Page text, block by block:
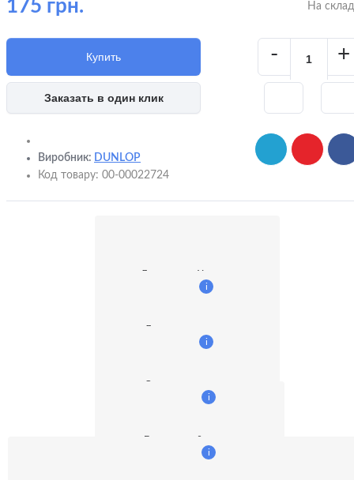
175 грн. На
Купить - +
Заказать в один клик
Виробник: DUNLOP
Код товару: 00-00022724
Доставка по Украине
Доставка курьером
i
Оплата наличными
i
Безналичный расчет:
i
i